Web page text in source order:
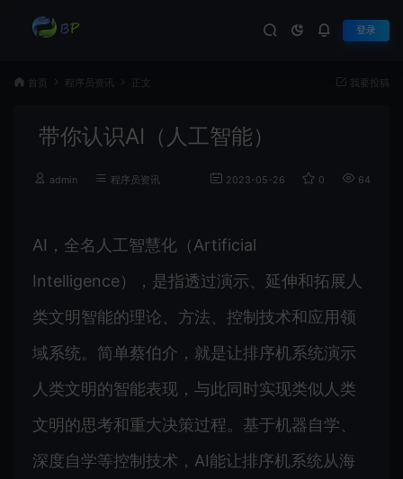
登录
首页 程序员资讯 正文 我要投稿
带你认识AI（人工智能）
admin 程序员资讯 2023-05-26 0 641
AI，全名人工智慧化（Artificial
Intelligence），是指透过演示、延伸和拓展人
类文明智能的理论、方法、控制技术和应用领
域系统。简单蔡伯介，就是让排序机系统演示
人类文明的智能表现，与此同时实现类似人类
文明的思考和重大决策过程。基于机器自学、
深度自学等控制技术，AI能让排序机系统从海